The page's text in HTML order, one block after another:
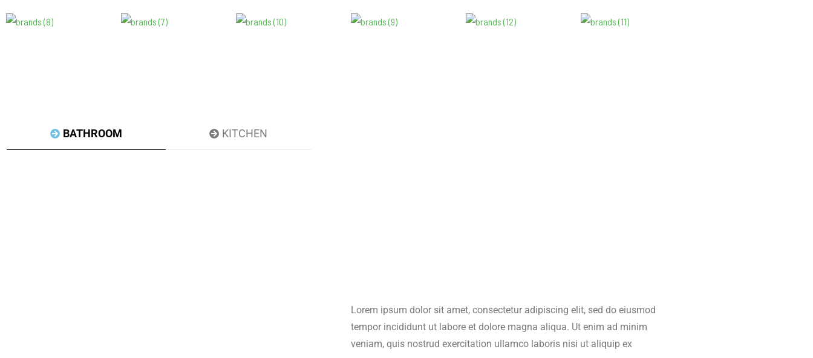
BATHROOM KITCHEN
Lorem ipsum dolor sit amet, consectetur adipiscing elit, sed do eiusmod
tempor incididunt ut labore et dolore magna aliqua. Ut enim ad minim
veniam, quis nostrud exercitation ullamco laboris nisi ut aliquip ex